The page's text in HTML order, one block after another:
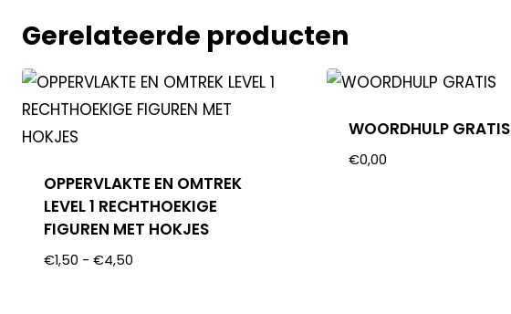
Gerelateerde producten
OPPERVLAKTE EN OMTREK
LEVEL 1 RECHTHOEKIGE
FIGUREN MET HOKJES
€1,50 - €4,50
WOORDHULP GRATIS
€0,00